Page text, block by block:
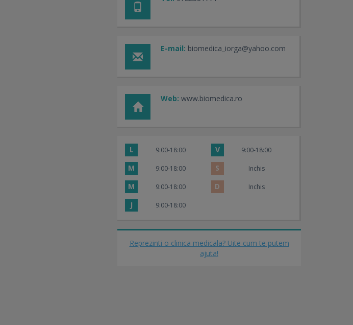
E-mail: biomedica_iorga@yahoo.com
Web: www.biomedica.ro
L 9:00-18:00 V 9:00-18:00
M 9:00-18:00 S Inchis
M 9:00-18:00 D Inchis
J 9:00-18:00
Reprezinti o clinica medicala? Uite cum te putem
ajuta!